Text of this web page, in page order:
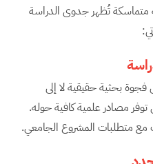
متماسكة تُظهر جدوى الدراسة
فجوة بحثية حقيقية لا إلى
مصادر علمية كافية حوله.
مع متطلبات المشروع الجامعي.